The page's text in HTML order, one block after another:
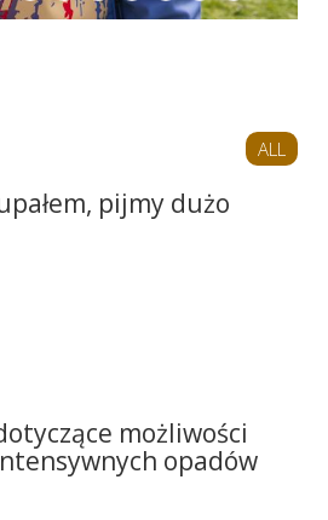
ALL
pijmy dużo
możliwości
opadów